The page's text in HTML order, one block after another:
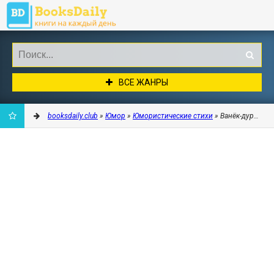
ВСЕ ЖАНРЫ
booksdaily.club » Юмор » Юмористические стихи » Ванёк-дурак.